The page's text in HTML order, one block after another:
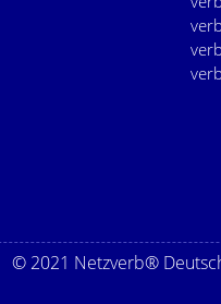
© 2021 Netzverb®